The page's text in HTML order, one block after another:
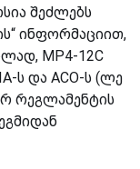
შეძლებს
ინფორმაციით,
MP4-12C
ს და ACO-ს (ლე
რეგლამენტის